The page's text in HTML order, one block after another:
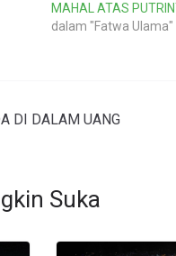
MAHAL ATAS
dalam "Fatwa Ulama"
DI DALAM UANG
Suka